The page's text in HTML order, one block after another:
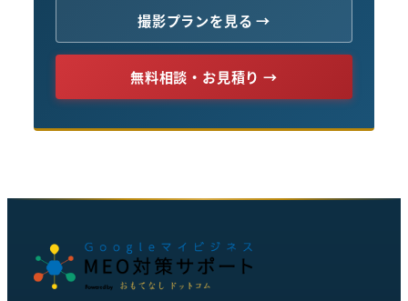
撮影プランを見る →
無料相談・お見積り →